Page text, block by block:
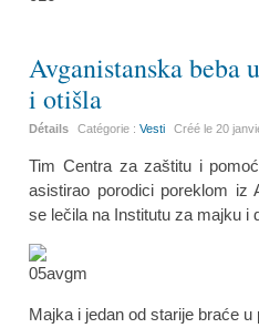
Avganistanska beba
i otišla
Détails Catégorie :Vesti Créé le20
Tim Centra za zaštitu i
asistirao porodici poreklom iz
se lečila na Institutu za majku i
Majka i jedan od starije braće